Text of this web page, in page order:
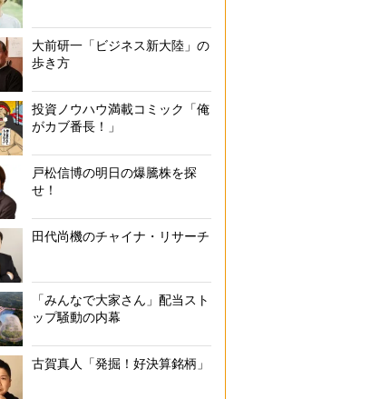
大前研一「ビジネス新大陸」の
歩き方
投資ノウハウ満載コミック「俺
がカブ番長！」
戸松信博の明日の爆騰株を探
せ！
田代尚機のチャイナ・リサーチ
「みんなで大家さん」配当スト
ップ騒動の内幕
古賀真人「発掘！好決算銘柄」